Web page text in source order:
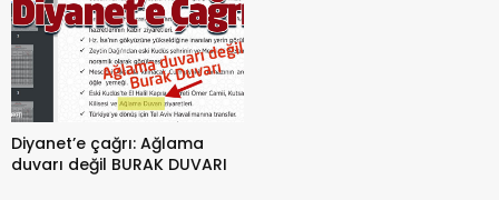
Diyanet’e çağrı: Ağlama
duvarı değil BURAK DUVARI